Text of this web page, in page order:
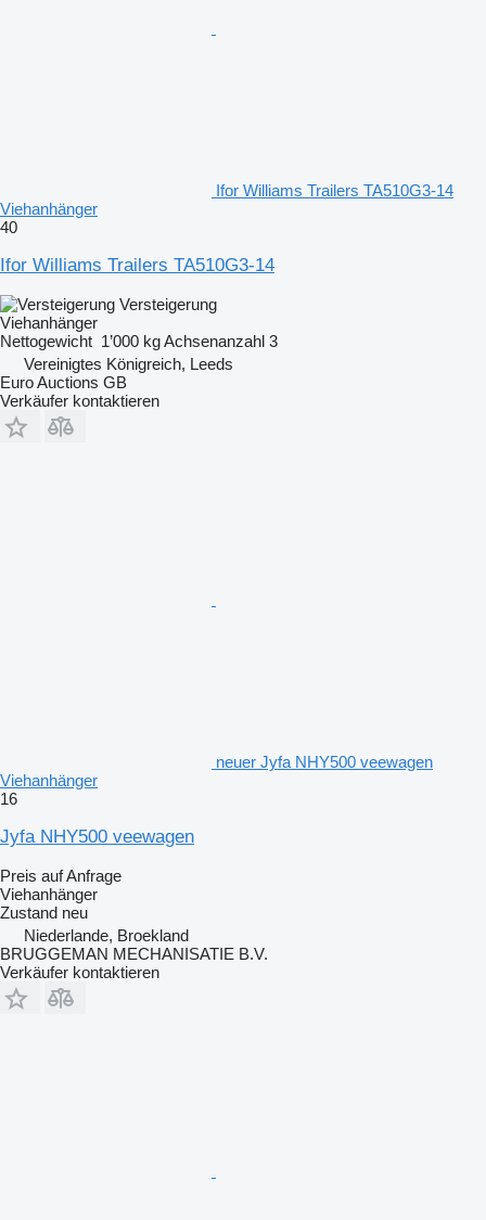
Ifor Williams Trailers TA510G3-14
Viehanhänger
40
Ifor Williams Trailers TA510G3-14
Versteigerung
Viehanhänger
Nettogewicht 1’000 kgAchsenanzahl 3
Vereinigtes Königreich, Leeds
Euro Auctions GB
Verkäufer kontaktieren
neuer Jyfa NHY500 veewagen
Viehanhänger
16
Jyfa NHY500 veewagen
Preis auf Anfrage
Viehanhänger
Zustand neu
Niederlande, Broekland
BRUGGEMAN MECHANISATIE B.V.
Verkäufer kontaktieren